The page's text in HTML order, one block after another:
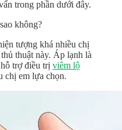
trong phần dưới đây.
không?
tượng khá nhiều chị
thuật này. Áp lạnh là
trợ điều trị viêm lộ
chị em lựa chọn.